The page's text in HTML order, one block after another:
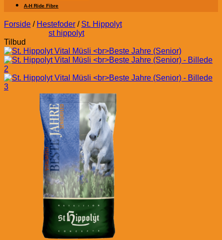
A-H Ride Fibre
Forside / Hestefoder / St. Hippolyt
st hippolyt
Tilbud